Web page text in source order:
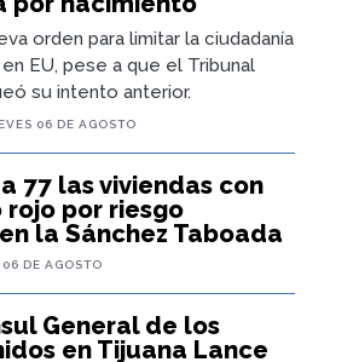
orden para limitar la ciudadanía
EU, pese a que el Tribunal
su intento anterior.
06 DE AGOSTO
77 las viviendas con
rojo por riesgo
la Sánchez Taboada
06 DE AGOSTO
General de los
en Tijuana Lance